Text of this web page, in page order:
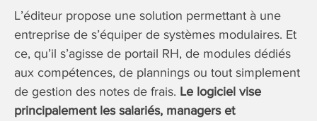
L’éditeur propose une solution permettant à une
entreprise de s’équiper de systèmes modulaires. Et
ce, qu’il s’agisse de portail RH, de modules dédiés
aux compétences, de plannings ou tout simplement
de gestion des notes de frais. Le logiciel vise
principalement les salariés, managers et